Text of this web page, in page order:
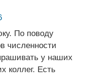
По поводу
численности
у наших
коллег. Есть